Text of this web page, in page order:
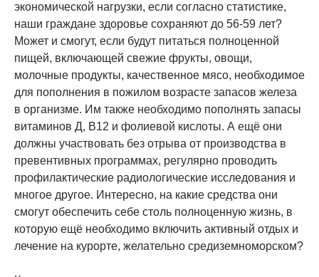
экономической нагрузки, если согласно статистике,
наши граждане здоровье сохраняют до 56-59 лет?
Может и смогут, если будут питаться полноценной
пищей, включающей свежие фрукты, овощи,
молочные продукты, качественное мясо, необходимое
для пополнения в пожилом возрасте запасов железа
в организме. Им также необходимо пополнять запасы
витаминов Д, В12 и фолиевой кислоты. А ещё они
должны участвовать без отрыва от производства в
превентивных программах, регулярно проводить
профилактические радиологические исследования и
многое другое. Интересно, на какие средства они
смогут обеспечить себе столь полноценную жизнь, в
которую ещё необходимо включить активный отдых и
лечение на курорте, желательно средиземноморском?